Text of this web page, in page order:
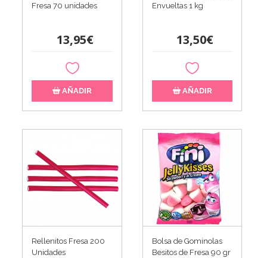
Fresa 70 unidades
13,95€
AÑADIR
Envueltas 1 kg
13,50€
AÑADIR
Rellenitos Fresa 200
Unidades
Bolsa de Gominolas
Besitos de Fresa 90 gr